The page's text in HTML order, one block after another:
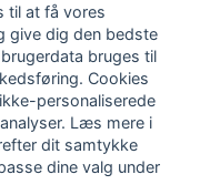
til at få vores
give dig den bedste
bruges til
Cookies
personaliserede
Læs mere i
dit samtykke
dine valg under